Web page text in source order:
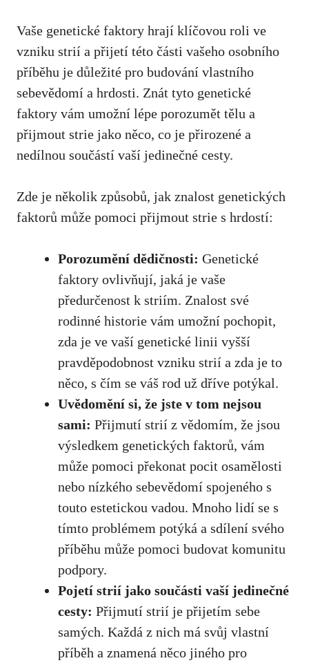
Vaše genetické faktory hrají klíčovou roli ve
vzniku strií a přijetí této části vašeho osobního ​
příběhu je ⁢důležité pro budování ​vlastního
sebevědomí a hrdosti. Znát tyto‌ genetické
faktory vám ​umožní lépe ⁤porozumět tělu a
přijmout strie jako něco, co je přirozené a⁤
nedílnou součástí vaší jedinečné cesty.
Zde je několik způsobů,‌ jak znalost genetických
⁢faktorů může pomoci přijmout strie s hrdostí:
Porozumění dědičnosti: Genetické‌
faktory⁣ ovlivňují, jaká ⁤je‍ vaše
předurčenost k striím. Znalost své⁢
rodinné historie ​vám umožní pochopit,
zda je ve‍ vaší genetické linii vyšší
pravděpodobnost ⁣vzniku ⁢strií a zda ‌je ‍to
něco, s čím se váš rod už dříve potýkal.
Uvědomění si, že​ jste v tom nejsou
sami: Přijmutí strií z vědomím, že ⁣jsou
výsledkem​ genetických ⁢faktorů, vám
může pomoci⁤ překonat pocit osamělosti
nebo‌ nízkého sebevědomí spojeného s
touto estetickou vadou. Mnoho lidí⁣ se s
tímto problémem‍ potýká a sdílení⁢ svého
příběhu může pomoci budovat komunitu
podpory.
Pojetí ​strií jako součásti vaší jedinečné
cesty: Přijmutí strií je přijetím sebe
samých. Každá z nich má svůj vlastní
příběh ⁤a znamená něco jiného pro